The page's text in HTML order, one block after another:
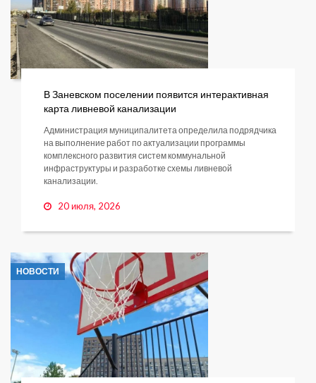
В Заневском поселении появится интерактивная
карта ливневой канализации
Администрация муниципалитета определила подрядчика
на выполнение работ по актуализации программы
комплексного развития систем коммунальной
инфраструктуры и разработке схемы ливневой
канализации.
20 июля, 2026
НОВОСТИ